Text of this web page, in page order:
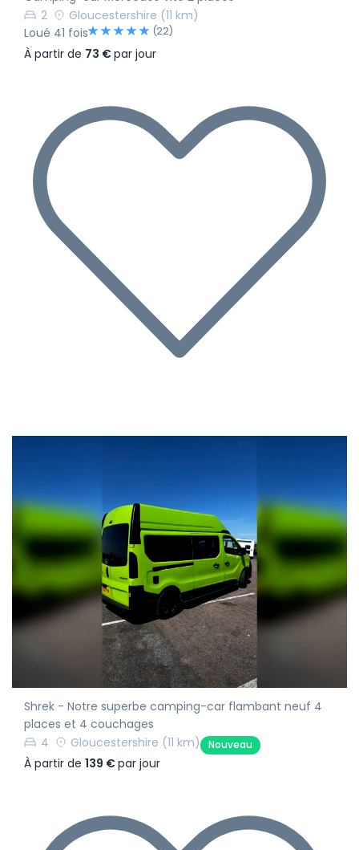
2
Gloucestershire (11 km)
Loué 41 fois
(22)
À partir de 73 €par jour
Shrek - Notre superbe camping-car flambant neuf 4
places et 4 couchages
4
Gloucestershire (11 km) Nouveau
À partir de 139 €par jour